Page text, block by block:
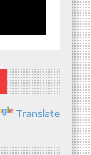
Translate